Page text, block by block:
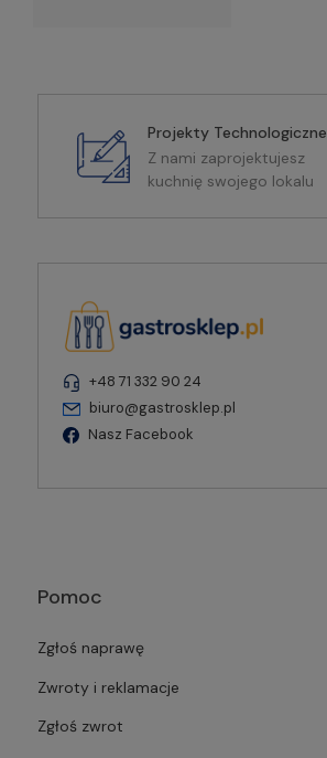
Projekty Technologiczne
Z nami zaprojektujesz
kuchnię swojego lokalu
+48 71 332 90 24
biuro@gastrosklep.pl
Nasz Facebook
Pomoc
Zgłoś naprawę
Zwroty i reklamacje
Zgłoś zwrot